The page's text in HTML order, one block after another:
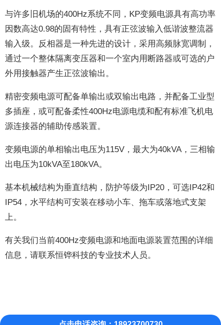
与许多旧机场的400Hz系统不同，KP变频电源具有高功率
因数高达0.98的固有特性，具有正弦波输入低谐波整流器
输入级。反相器是一种先进的设计，采用高频脉宽调制，
通过一个整体隔离变压器和一个室内用断路器或可选的户
外用接触器产生正弦波输出。
精密变频电源可配备单输出或双输出电路，并配备工业型
多插座，或可配备柔性400Hz电源电缆和配有标准飞机电
源连接器的辅助传感装置。
变频电源的单相输出电压为115V，最大为40kVA，三相输
出电压为10kVA至180kVA。
基本机械结构为垂直结构，防护等级为IP20，可选IP42和
IP54，水平结构可安装在移动小车、拖车或落地式支架
上。
有关我们当前400Hz变频电源和地面电源装置范围的详细
信息，请联系恒铧科技的专业技术人员。